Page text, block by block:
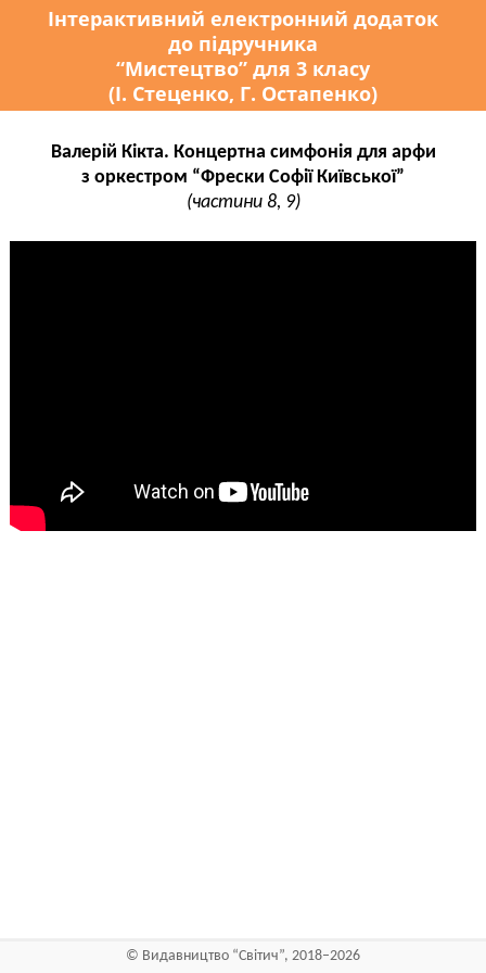
Інтерактивний електронний додаток
до підручника
“Мистецтво” для 3 класу
(І. Стеценко, Г. Остапенко)
Валерій Кікта. Концертна симфонія для арфи
з оркестром “Фрески Софії Київської”
(частини 8, 9)
© Видавництво “Світич”, 2018–2026